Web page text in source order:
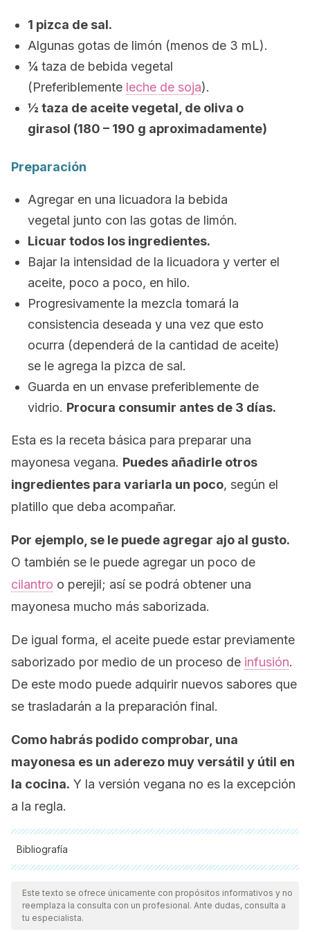
1 pizca de sal.
Algunas gotas de limón (menos de 3 mL).
¼ taza de bebida vegetal
(Preferiblemente leche de soja).
½ taza de aceite vegetal, de oliva o
girasol (180 – 190 g aproximadamente)
Preparación
Agregar en una licuadora la bebida
vegetal junto con las gotas de limón.
Licuar todos los ingredientes.
Bajar la intensidad de la licuadora y verter el
aceite, poco a poco, en hilo.
Progresivamente la mezcla tomará la
consistencia deseada y una vez que esto
ocurra (dependerá de la cantidad de aceite)
se le agrega la pizca de sal.
Guarda en un envase preferiblemente de
vidrio. Procura consumir antes de 3 días.
Esta es la receta básica para preparar una
mayonesa vegana. Puedes añadirle otros
ingredientes para variarla un poco, según el
platillo que deba acompañar.
Por ejemplo, se le puede agregar ajo al gusto.
O también se le puede agregar un poco de
cilantro o perejil; así se podrá obtener una
mayonesa mucho más saborizada.
De igual forma, el aceite puede estar previamente
saborizado por medio de un proceso de infusión.
De este modo puede adquirir nuevos sabores que
se trasladarán a la preparación final.
Como habrás podido comprobar, una
mayonesa es un aderezo muy versátil y útil en
la cocina. Y la versión vegana no es la excepción
a la regla.
Bibliografía
Todas las fuentes citadas fueron revisadas a profundidad por
nuestro equipo, para asegurar su calidad, confiabilidad,
vigencia y validez.La bibliografía de este artículo fue
Este texto se ofrece únicamente con propósitos informativos y no
reemplaza la consulta con un profesional. Ante dudas, consulta a
tu especialista.